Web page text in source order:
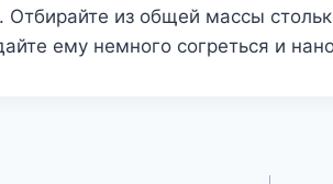
Отбирайте из общей массы
ему немного согреться и